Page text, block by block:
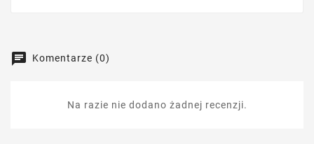
Komentarze (0)
Na razie nie dodano żadnej recenzji.